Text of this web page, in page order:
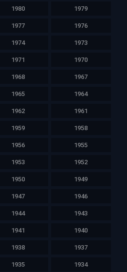
1980 1979
1977 1976
1974 1973
1971 1970
1968 1967
1965 1964
1962 1961
1959 1958
1956 1955
1953 1952
1950 1949
1947 1946
1944 1943
1941 1940
1938 1937
1935 1934